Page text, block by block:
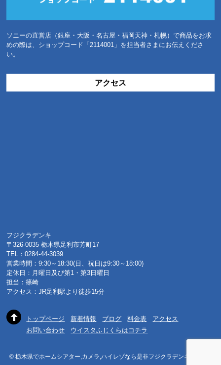
ソニーの直営店（銀座・大阪・名古屋・福岡天神・札幌）で商品をお求
めの際は、ショップコード「2114001」を担当者さまにお伝えくださ
い。
アクセス
フジクラデンキ
〒326-0035 栃木県足利市芳町17
TEL：0284-44-3039
営業時間：9:30～18:30(日、祝日は9:30～18:00)
定休日：月曜日及び第1・第3日曜日
担当：篠崎
アクセス：JR足利駅より徒歩15分
トップページ 新着情報 ブログ 料金表
アクセス
お問い合わせ
ウイスタふじくらはコチラ
© 栃木県でホームシアター,カメラ,ハイレゾなら是非フジクラデンキへ 2015